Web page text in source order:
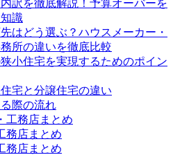
訳を徹底解説！予算オーバーを
識
はどう選ぶ？ハウスメーカー・
所の違いを徹底比較
小住宅を実現するためのポイン
宅と分譲住宅の違い
際の流れ
工務店まとめ
務店まとめ
務店まとめ